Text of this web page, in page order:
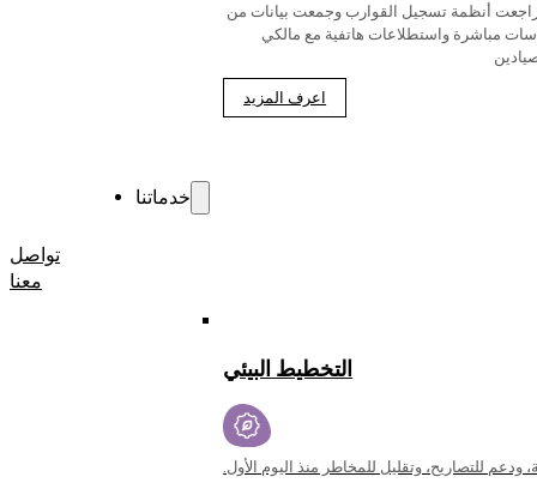
أنظمة تسجيل القوارب وجمعت بيانات من
مباشرة واستطلاعات هاتفية مع مالكي
اعرف المزيد
خدماتنا
التخطيط البيئي
للتصاريح، وتقليل للمخاطر منذ اليوم الأول.
تواصل
معنا